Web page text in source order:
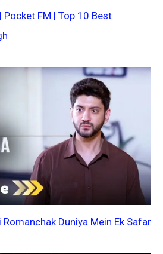
FM | Top 10 Best
Duniya Mein Ek Safar